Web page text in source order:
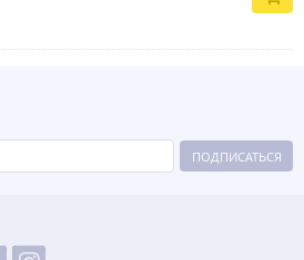
ПОДПИСАТЬСЯ